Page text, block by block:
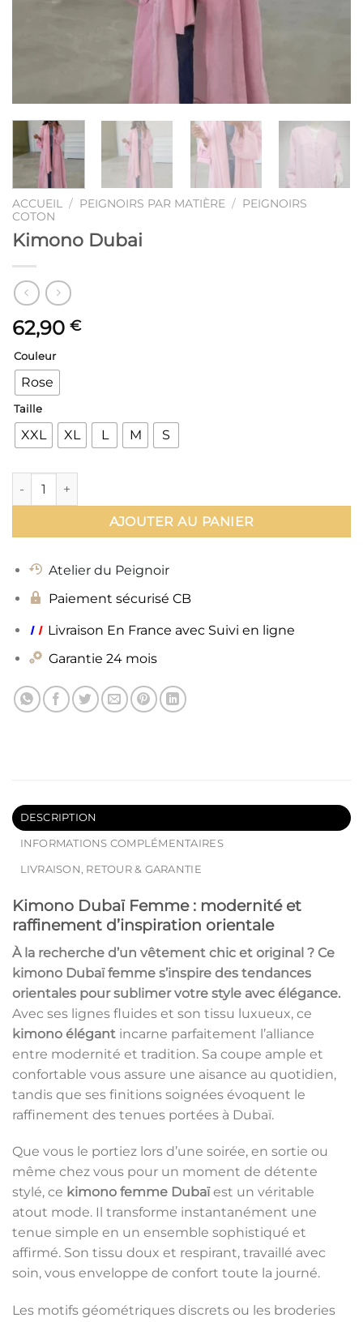
ACCUEIL / PEIGNOIRS PAR MATIÈRE / PEIGNOIRS
COTON
Kimono Dubai
62,90 €
Couleur
Rose
Taille
XXL XL L M S
quantité de Kimono Dubai
AJOUTER AU PANIER
Atelier du Peignoir
Paiement sécurisé CB
ı ı Livraison En France avec Suivi en ligne
Garantie 24 mois
DESCRIPTION
INFORMATIONS COMPLÉMENTAIRES
LIVRAISON, RETOUR & GARANTIE
Kimono Dubaï Femme : modernité et
raffinement d’inspiration orientale
À la recherche d’un vêtement chic et original ? Ce
kimono Dubaï femme s’inspire des tendances
orientales pour sublimer votre style avec élégance.
Avec ses lignes fluides et son tissu luxueux, ce
kimono élégant incarne parfaitement l’alliance
entre modernité et tradition. Sa coupe ample et
confortable vous assure une aisance au quotidien,
tandis que ses finitions soignées évoquent le
raffinement des tenues portées à Dubaï.
Que vous le portiez lors d’une soirée, en sortie ou
même chez vous pour un moment de détente
stylé, ce kimono femme Dubaïest un véritable
atout mode. Il transforme instantanément une
tenue simple en un ensemble sophistiqué et
affirmé. Son tissu doux et respirant, travaillé avec
soin, vous enveloppe de confort toute la journé.
Les motifs géométriques discrets ou les broderies